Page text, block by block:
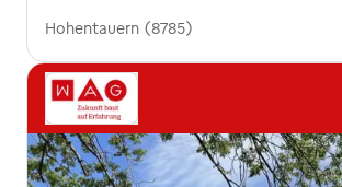
Hohentauern (8785)